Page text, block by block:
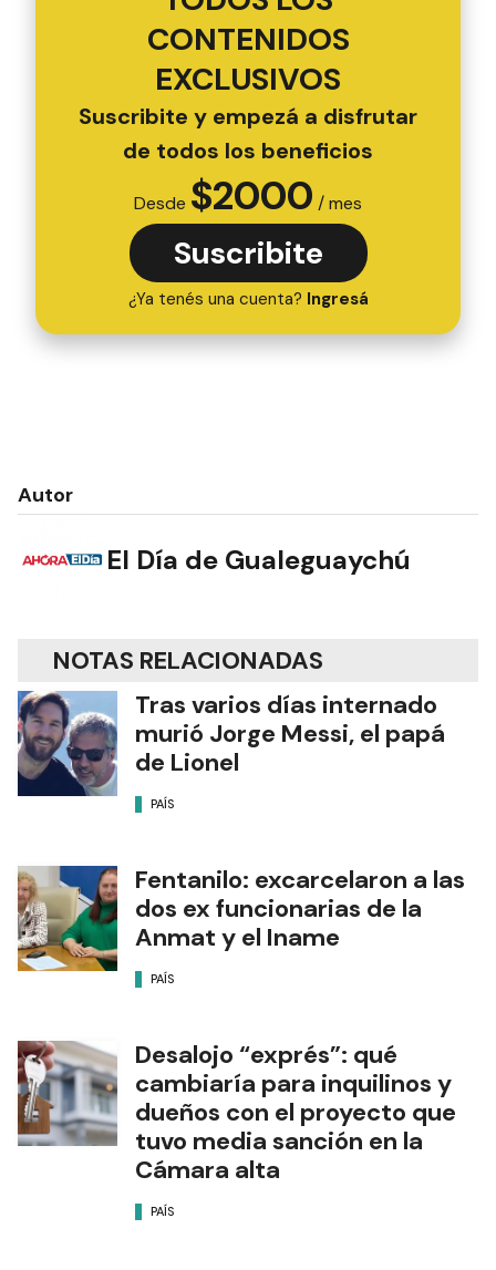
CONTENIDOS
EXCLUSIVOS
Suscribite y empezá a disfrutar
de todos los beneficios
Desde $2000 / mes
Suscribite
¿Ya tenés una cuenta? Ingresá
Autor
El Día de Gualeguaychú
NOTAS RELACIONADAS
Tras varios días internado
murió Jorge Messi, el papá
de Lionel
PAÍS
Fentanilo: excarcelaron a las
dos ex funcionarias de la
Anmat y el Iname
PAÍS
Desalojo “exprés”: qué
cambiaría para inquilinos y
dueños con el proyecto que
tuvo media sanción en la
Cámara alta
PAÍS